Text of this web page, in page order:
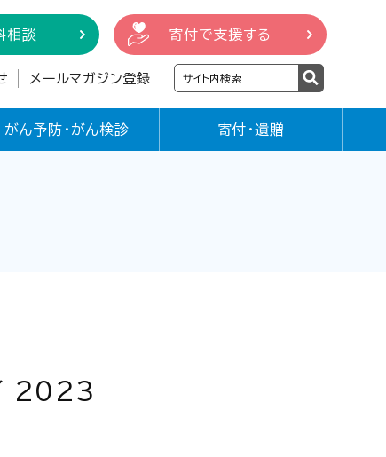
相談 寄付で支援する
メールマガジン登録
がん予防・がん検診 寄付・遺贈
イ 2023